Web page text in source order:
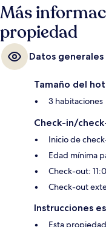
Más
propiedad
Datos generales
Tamaño del
3 habitaciones
Check-in/
Inicio de
Edad mínima
Check-out:
Check-out
Instrucciones
Esta